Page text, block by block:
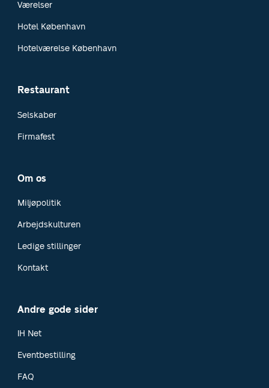
Værelser
Hotel København
Hotelværelse København
Restaurant
Selskaber
Firmafest
Om os
Miljøpolitik
Arbejdskulturen
Ledige stillinger
Kontakt
Andre gode sider
IH Net
Eventbestilling
FAQ